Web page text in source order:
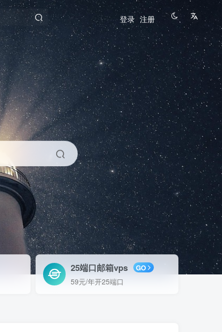
登录 注册
25端口邮箱vps GO
59元/年开25端口